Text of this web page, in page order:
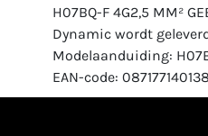
H07BQ-F 4G2,5 MM²
Dynamic wordt
Modelaanduiding:
EAN-code: